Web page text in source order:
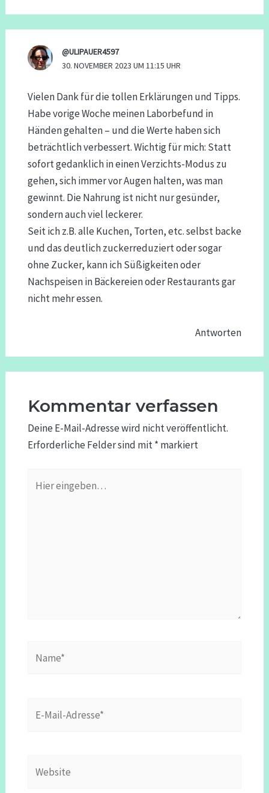
@ULIPAUER4597
30. NOVEMBER 2023 UM 11:15 UHR
Vielen Dank für die tollen Erklärungen und Tipps.
Habe vorige Woche meinen Laborbefund in
Händen gehalten – und die Werte haben sich
beträchtlich verbessert. Wichtig für mich: Statt
sofort gedanklich in einen Verzichts-Modus zu
gehen, sich immer vor Augen halten, was man
gewinnt. Die Nahrung ist nicht nur gesünder,
sondern auch viel leckerer.
Seit ich z.B. alle Kuchen, Torten, etc. selbst backe
und das deutlich zuckerreduziert oder sogar
ohne Zucker, kann ich Süßigkeiten oder
Nachspeisen in Bäckereien oder Restaurants gar
nicht mehr essen.
Antworten
Kommentar verfassen
Deine E-Mail-Adresse wird nicht veröffentlicht.
Erforderliche Felder sind mit* markiert
eingeben…
Mail-